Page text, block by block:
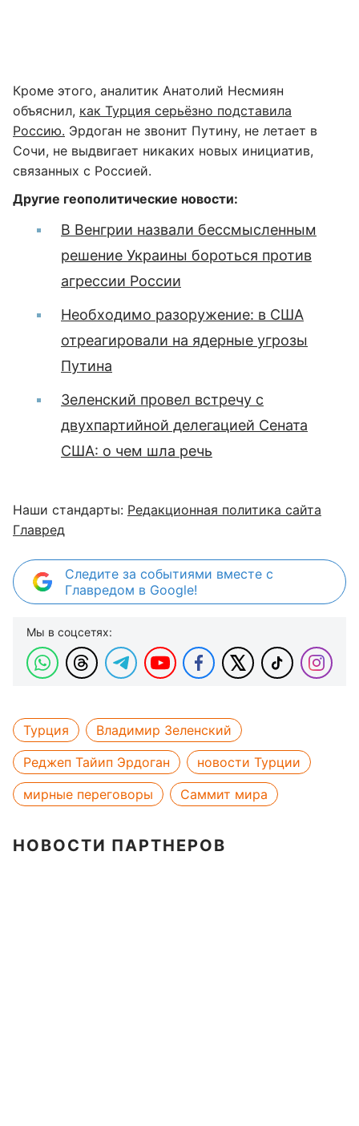
Кроме этого, аналитик Анатолий Несмиян
объяснил, как Турция серьёзно подставила
Россию. Эрдоган не звонит Путину, не летает в
Сочи, не выдвигает никаких новых инициатив,
связанных с Россией.
Другие геополитические новости:
В Венгрии назвали бессмысленным
решение Украины бороться против
агрессии России
Необходимо разоружение: в США
отреагировали на ядерные угрозы
Путина
Зеленский провел встречу с
двухпартийной делегацией Сената
США: о чем шла речь
Наши стандарты: Редакционная политика сайта
Главред
Следите за событиями вместе с
Главредом в Google!
Мы в соцсетях:
Турция
Владимир Зеленский
Реджеп Тайип Эрдоган
новости Турции
мирные переговоры
Саммит мира
НОВОСТИ ПАРТНЕРОВ